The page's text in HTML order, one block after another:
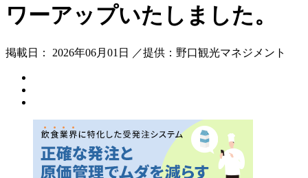
ワーアップいたしました。
掲載日： 2026年06月01日 ／提供：野口観光マネジメント